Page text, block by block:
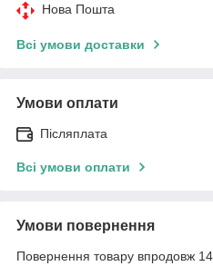
Нова Пошта
Всі умови доставки
Умови оплати
Післяплата
Всі умови оплати
Умови повернення
Повернення товару впродовж